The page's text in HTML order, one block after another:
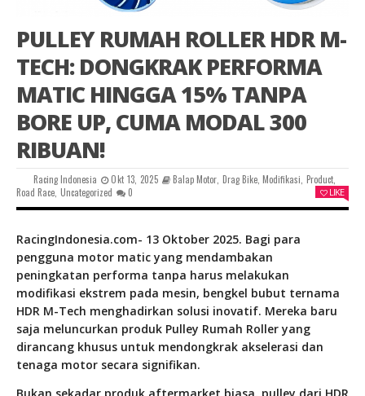
PULLEY RUMAH ROLLER HDR M-
TECH: DONGKRAK PERFORMA
MATIC HINGGA 15% TANPA
BORE UP, CUMA MODAL 300
RIBUAN!
Racing Indonesia Okt 13, 2025 Balap Motor, Drag Bike,Modifikasi,Product,
Road Race, Uncategorized 0 LIKE
RacingIndonesia.com- 13 Oktober 2025. Bagi para
pengguna motor matic yang mendambakan
peningkatan performa tanpa harus melakukan
modifikasi ekstrem pada mesin, bengkel bubut ternama
HDR M-Tech menghadirkan solusi inovatif. Mereka baru
saja meluncurkan produk Pulley Rumah Roller yang
dirancang khusus untuk mendongkrak akselerasi dan
tenaga motor secara signifikan.